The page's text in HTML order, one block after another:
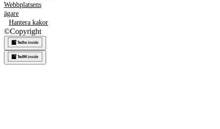
Webbplatsens
ägare
Hantera kakor
©Copyright